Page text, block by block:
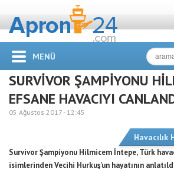
MENÜ
SURVİVOR ŞAMPİYONU
EFSANE HAVACIYI
05 Ağustos 2017 - 12:45
Havacılık
Survivor Şampiyonu Hilmicem İntepe, Türk
isimlerinden Vecihi Hurkuş’un hayatının